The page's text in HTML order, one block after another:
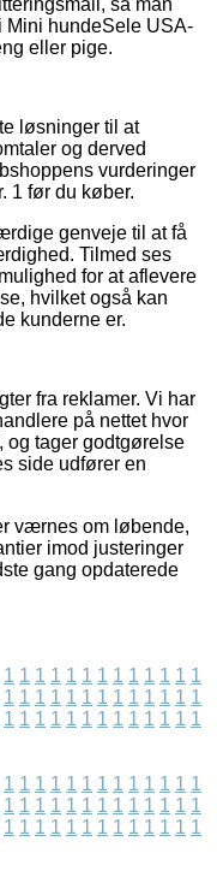
Mini hundeSele USA-
eller pige.
løsninger til at
og derved
vurderinger
1 før du køber.
genveje til at få
Tilmed ses
for at aflevere
hvilket også kan
kunderne er.
fra reklamer. Vi har
på nettet hvor
og tager godtgørelse
side udfører en
værnes om løbende,
imod justeringer
gang opdaterede
1 1 1 1 1 1 1 1 1 1 1 1 1
1 1 1 1 1 1 1 1 1 1 1 1 1
1 1 1 1 1 1 1 1 1 1 1 1 1
1 1 1 1 1 1 1 1 1 1 1 1 1
1 1 1 1 1 1 1 1 1 1 1 1 1
1 1 1 1 1 1 1 1 1 1 1 1 1